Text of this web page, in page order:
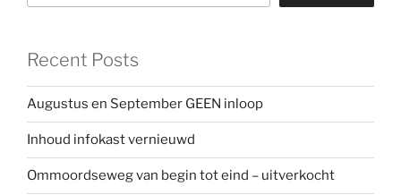
Recent Posts
Augustus en September GEEN inloop
Inhoud infokast vernieuwd
Ommoordseweg van begin tot eind – uitverkocht